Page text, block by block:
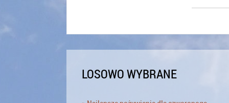
LOSOWO WYBRANE